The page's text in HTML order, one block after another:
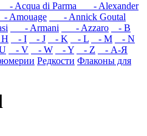
- Acqua di Parma
- Alexander
- Annick Goutal
- Armani - Azzaro
- B
- I - J - K - L - M
- N
- V - W - Y - Z
- А-Я
Редкости Флаконы для